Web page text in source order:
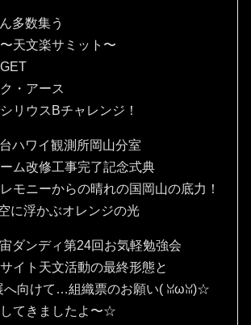
多数集う
天文楽サミット〜
・アース
リウスBチャレンジ！
ハワイ観測所岡山分室
ム改修工事完了記念式典
モニーからの晴れの国岡山の底力！
に浮かぶオレンジの光
ダンディ第24回お気軽勉強会
イト天文活動の最終形態と
へ向けて…組織票のお願い(⁠ ⁠ꈍ⁠ω⁠ꈍ⁠)☆
てきましたよ〜☆